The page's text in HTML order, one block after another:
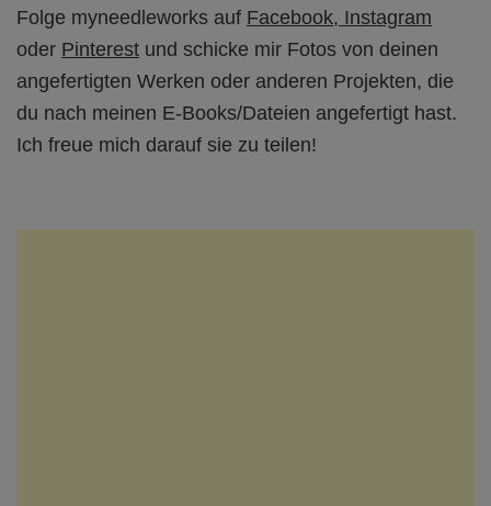
Folge myneedleworks auf Facebook, Instagram
oder Pinterest und schicke mir Fotos von deinen
angefertigten Werken oder anderen Projekten, die
du nach meinen E-Books/Dateien angefertigt hast.
Ich freue mich darauf sie zu teilen!